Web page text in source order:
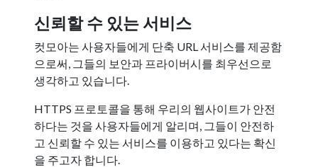
신뢰할 수 있는 서비스
컷모아는 사용자들에게 단축 URL 서비스를 제공함
으로써, 그들의 보안과 프라이버시를 최우선으로
생각하고 있습니다.
HTTPS 프로토콜을 통해 우리의 웹사이트가 안전
하다는 것을 사용자들에게 알리며, 그들이 안전하
고 신뢰할 수 있는 서비스를 이용하고 있다는 확신
을 주고자 합니다.